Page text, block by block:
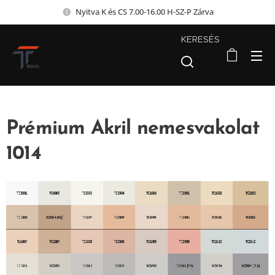
Nyitva K és CS 7.00-16.00 H-SZ-P Zárva
KERESÉS
Prémium Akril nemesvakolat
1014